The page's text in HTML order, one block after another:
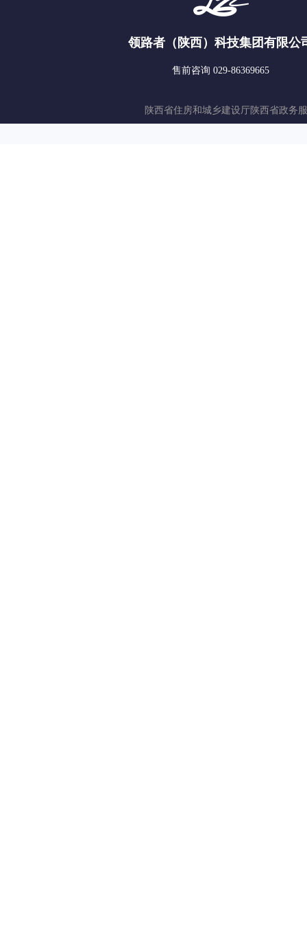
领路者（陕西）科技集团有限公
售前咨询 029-86369665
陕西省住房和城乡建设厅陕西省政务